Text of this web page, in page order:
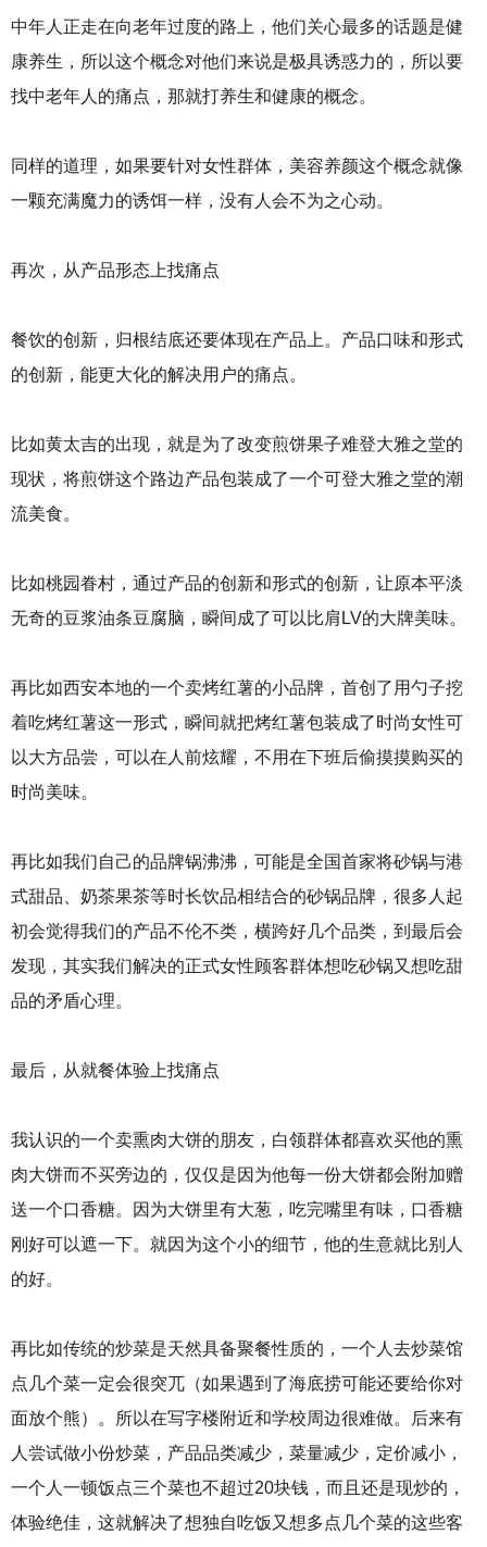
中年人正走在向老年过度的路上，他们关心最多的话题是健
康养生，所以这个概念对他们来说是极具诱惑力的，所以要
找中老年人的痛点，那就打养生和健康的概念。
同样的道理，如果要针对女性群体，美容养颜这个概念就像
一颗充满魔力的诱饵一样，没有人会不为之心动。
再次，从产品形态上找痛点
餐饮的创新，归根结底还要体现在产品上。产品口味和形式
的创新，能更大化的解决用户的痛点。
比如黄太吉的出现，就是为了改变煎饼果子难登大雅之堂的
现状，将煎饼这个路边产品包装成了一个可登大雅之堂的潮
流美食。
比如桃园眷村，通过产品的创新和形式的创新，让原本平淡
无奇的豆浆油条豆腐脑，瞬间成了可以比肩LV的大牌美味。
再比如西安本地的一个卖烤红薯的小品牌，首创了用勺子挖
着吃烤红薯这一形式，瞬间就把烤红薯包装成了时尚女性可
以大方品尝，可以在人前炫耀，不用在下班后偷摸摸购买的
时尚美味。
再比如我们自己的品牌锅沸沸，可能是全国首家将砂锅与港
式甜品、奶茶果茶等时长饮品相结合的砂锅品牌，很多人起
初会觉得我们的产品不伦不类，横跨好几个品类，到最后会
发现，其实我们解决的正式女性顾客群体想吃砂锅又想吃甜
品的矛盾心理。
最后，从就餐体验上找痛点
我认识的一个卖熏肉大饼的朋友，白领群体都喜欢买他的熏
肉大饼而不买旁边的，仅仅是因为他每一份大饼都会附加赠
送一个口香糖。因为大饼里有大葱，吃完嘴里有味，口香糖
刚好可以遮一下。就因为这个小的细节，他的生意就比别人
的好。
再比如传统的炒菜是天然具备聚餐性质的，一个人去炒菜馆
点几个菜一定会很突兀（如果遇到了海底捞可能还要给你对
面放个熊）。所以在写字楼附近和学校周边很难做。后来有
人尝试做小份炒菜，产品品类减少，菜量减少，定价减小，
一个人一顿饭点三个菜也不超过20块钱，而且还是现炒的，
体验绝佳，这就解决了想独自吃饭又想多点几个菜的这些客